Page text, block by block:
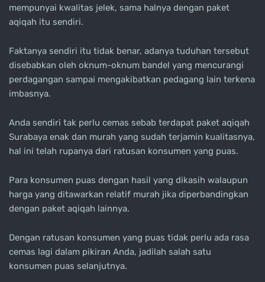
mempunyai kwalitas jelek, sama halnya dengan paket
aqiqah itu sendiri.
Faktanya sendiri itu tidak benar, adanya tuduhan tersebut
disebabkan oleh oknum-oknum bandel yang mencurangi
perdagangan sampai mengakibatkan pedagang lain terkena
imbasnya.
Anda sendiri tak perlu cemas sebab terdapat paket aqiqah
Surabaya enak dan murah yang sudah terjamin kualitasnya,
hal ini telah rupanya dari ratusan konsumen yang puas.
Para konsumen puas dengan hasil yang dikasih walaupun
harga yang ditawarkan relatif murah jika diperbandingkan
dengan paket aqiqah lainnya.
Dengan ratusan konsumen yang puas tidak perlu ada rasa
cemas lagi dalam pikiran Anda, jadilah salah satu
konsumen puas selanjutnya.